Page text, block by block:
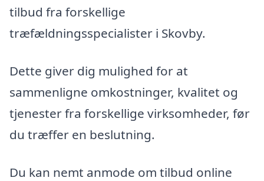
tilbud fra forskellige
træfældningsspecialister i Skovby.
Dette giver dig mulighed for at
sammenligne omkostninger, kvalitet og
tjenester fra forskellige virksomheder, før
du træffer en beslutning.
Du kan nemt anmode om tilbud online